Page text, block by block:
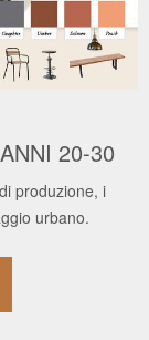
20-30
produzione, i
urbano.